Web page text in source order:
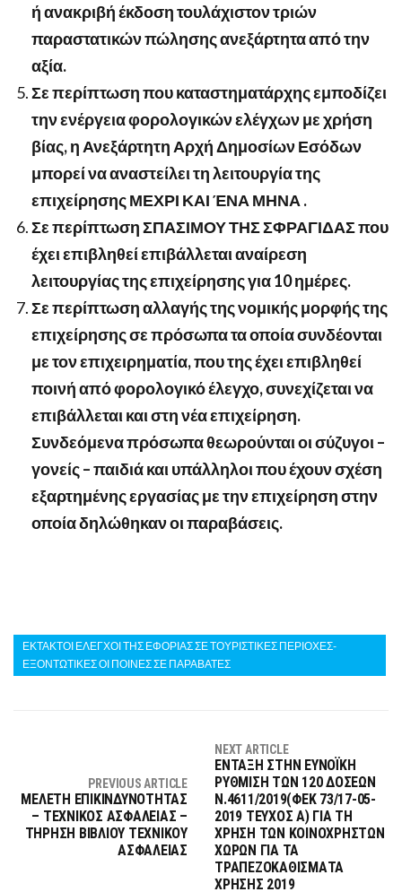
ή ανακριβή έκδοση τουλάχιστον τριών
παραστατικών πώλησης ανεξάρτητα από την
αξία.
Σε περίπτωση που καταστηματάρχης εμποδίζει
την ενέργεια φορολογικών ελέγχων με χρήση
βίας, η Ανεξάρτητη Αρχή Δημοσίων Εσόδων
μπορεί να αναστείλει τη λειτουργία της
επιχείρησης ΜΕΧΡΙ ΚΑΙ ΈΝΑ ΜΗΝΑ .
Σε περίπτωση ΣΠΑΣΙΜΟΥ ΤΗΣ ΣΦΡΑΓΙΔΑΣ που
έχει επιβληθεί επιβάλλεται αναίρεση
λειτουργίας της επιχείρησης για 10 ημέρες.
Σε περίπτωση αλλαγής της νομικής μορφής της
επιχείρησης σε πρόσωπα τα οποία συνδέονται
με τον επιχειρηματία, που της έχει επιβληθεί
ποινή από φορολογικό έλεγχο, συνεχίζεται να
επιβάλλεται και στη νέα επιχείρηση.
Συνδεόμενα πρόσωπα θεωρούνται οι σύζυγοι –
γονείς – παιδιά και υπάλληλοι που έχουν σχέση
εξαρτημένης εργασίας με την επιχείρηση στην
οποία δηλώθηκαν οι παραβάσεις.
ΕΚΤΑΚΤΟΙ ΕΛΕΓΧΟΙ ΤΗΣ ΕΦΟΡΙΑΣ ΣΕ ΤΟΥΡΙΣΤΙΚΕΣ ΠΕΡΙΟΧΕΣ-
ΕΞΟΝΤΩΤΙΚΕΣ ΟΙ ΠΟΙΝΕΣ ΣΕ ΠΑΡΑΒΑΤΕΣ
PREVIOUS ARTICLE
ΜΕΛΕΤΗ ΕΠΙΚΙΝΔΥΝΟΤΗΤΑΣ
– ΤΕΧΝΙΚΟΣ ΑΣΦΑΛΕΙΑΣ –
ΤΗΡΗΣΗ ΒΙΒΛΙΟΥ ΤΕΧΝΙΚΟΥ
ΑΣΦΑΛΕΙΑΣ
NEXT ARTICLE
ΕΝΤΑΞΗ ΣΤΗΝ ΕΥΝΟΪΚΗ
ΡΥΘΜΙΣΗ ΤΩΝ 120 ΔΟΣΕΩΝ
Ν.4611/2019(ΦΕΚ 73/17-05-
2019 ΤΕΥΧΟΣ Α) ΓΙΑ ΤΗ
ΧΡΗΣΗ ΤΩΝ ΚΟΙΝΟΧΡΗΣΤΩΝ
ΧΩΡΩΝ ΓΙΑ ΤΑ
ΤΡΑΠΕΖΟΚΑΘΙΣΜΑΤΑ
ΧΡΗΣΗΣ 2019